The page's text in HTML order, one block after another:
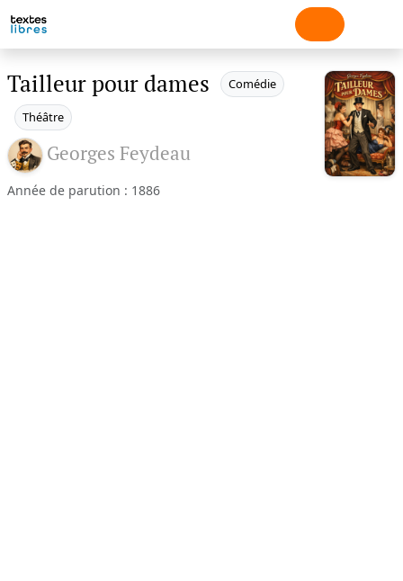
Tailleur pour dames Comédie
Théâtre
Georges Feydeau
Année de parution : 1886